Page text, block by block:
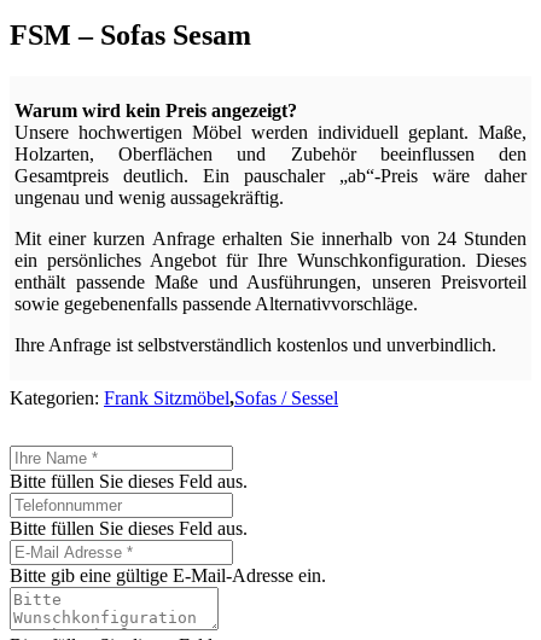
FSM – Sofas Sesam
Warum wird kein Preis angezeigt?
Unsere hochwertigen Möbel werden individuell geplant. Maße,
Holzarten, Oberflächen und Zubehör beeinflussen den
Gesamtpreis deutlich. Ein pauschaler „ab“-Preis wäre daher
ungenau und wenig aussagekräftig.
Mit einer kurzen Anfrage erhalten Sie innerhalb von 24 Stunden
ein persönliches Angebot für Ihre Wunschkonfiguration. Dieses
enthält passende Maße und Ausführungen, unseren Preisvorteil
sowie gegebenenfalls passende Alternativvorschläge.
Ihre Anfrage ist selbstverständlich kostenlos und unverbindlich.
Kategorien: Frank Sitzmöbel,Sofas / Sessel
Bitte füllen Sie dieses Feld aus.
Bitte füllen Sie dieses Feld aus.
Bitte gib eine gültige E-Mail-Adresse ein.